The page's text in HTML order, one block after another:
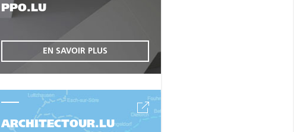
PPO.LU
EN SAVOIR PLUS
ARCHITECTOUR.LU